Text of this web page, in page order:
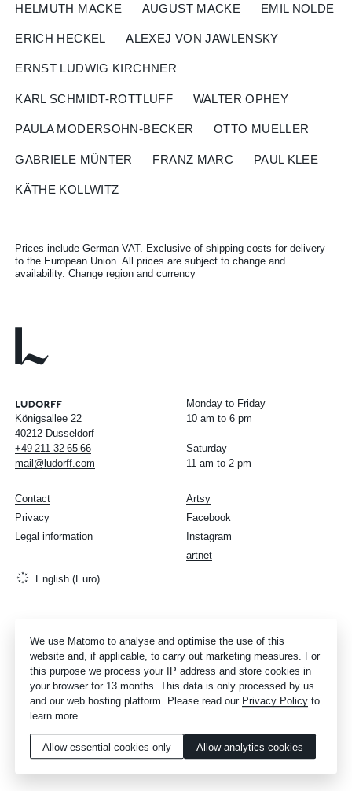
HELMUTH MACKE AUGUST MACKE EMIL NOLDE
ERICH HECKEL ALEXEJ VON JAWLENSKY
ERNST LUDWIG KIRCHNER
KARL SCHMIDT-ROTTLUFF WALTER OPHEY
PAULA MODERSOHN-BECKER OTTO MUELLER
GABRIELE MÜNTER FRANZ MARC PAUL KLEE
KÄTHE KOLLWITZ
Prices include German VAT. Exclusive of shipping costs for delivery
to the European Union. All prices are subject to change and
availability.Change region and currency
Königsallee 22
40212 Dusseldorf
+49 211 32 65 66
mail@ludorff.com
Monday to Friday
10 am to 6 pm
Saturday
11 am to 2 pm
Artsy
Facebook
Instagram
artnet
Contact
Privacy
Legal information
English (Euro)
We use Matomo to analyse and optimise the use of this
website and, if applicable, to carry out marketing measures. For
this purpose we process your IP address and store cookies in
your browser for 13 months. This data is only processed by us
and our web hosting platform. Please read our Privacy Policy to
learn more.
Allow essential cookies only Allow analytics cookies